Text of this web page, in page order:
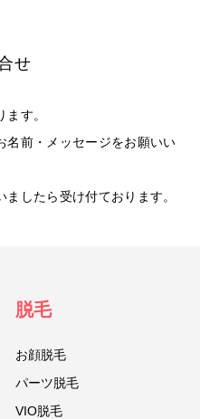
せ
す。
名前・メッセージをお願いい
したら受け付ております。
脱毛
お顔脱毛
パーツ脱毛
VIO脱毛